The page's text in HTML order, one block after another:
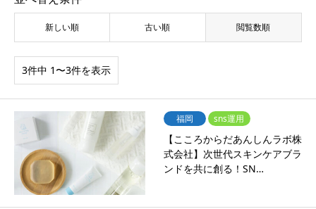
新しい順 古い順 閲覧数順
3件中 1〜3件を表示
福岡 sns運用
【こころからだあんしんラボ株
式会社】次世代スキンケアブラ
ンドを共に創る！SN…